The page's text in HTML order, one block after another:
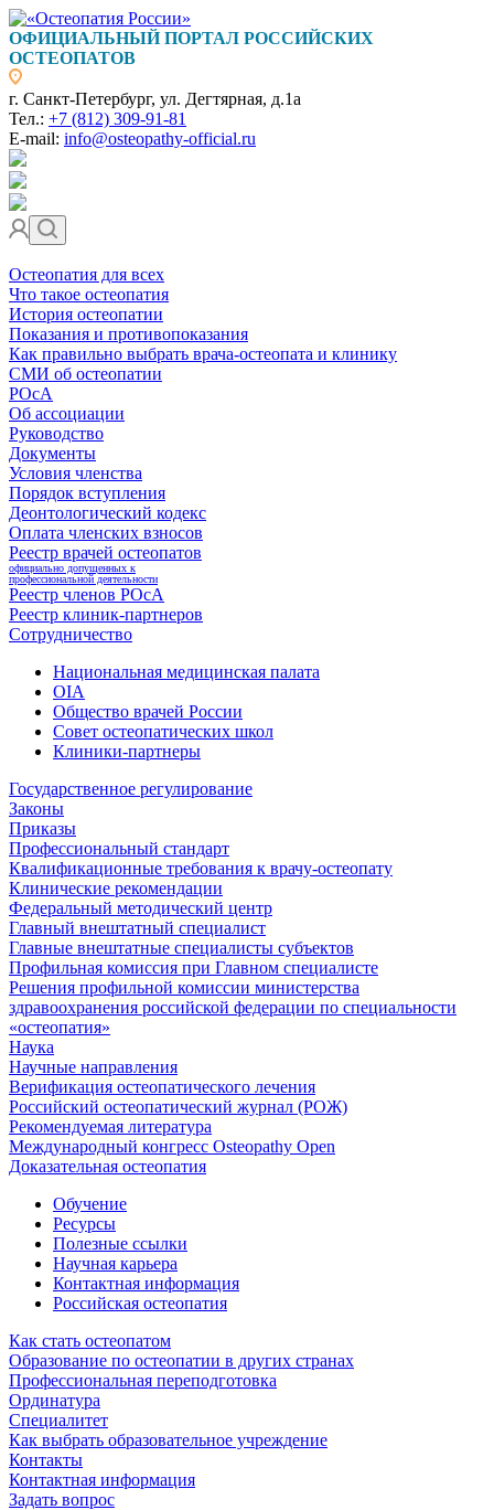
ОФИЦИАЛЬНЫЙ ПОРТАЛ РОССИЙСКИХ
ОСТЕОПАТОВ
г. Санкт-Петербург, ул. Дегтярная, д.1а
Тел.: +7 (812) 309-91-81
E-mail: info@osteopathy-official.ru
Остеопатия для всех
Что такое остеопатия
История остеопатии
Показания и противопоказания
Как правильно выбрать врача-остеопата и клинику
СМИ об остеопатии
РОсА
Об ассоциации
Руководство
Документы
Условия членства
Порядок вступления
Деонтологический кодекс
Оплата членских взносов
Реестр врачей остеопатов
официально допущенных к
профессиональной деятельности
Реестр членов РОсА
Реестр клиник-партнеров
Сотрудничество
Национальная медицинская палата
OIA
Общество врачей России
Совет остеопатических школ
Клиники-партнеры
Государственное регулирование
Законы
Приказы
Профессиональный стандарт
Квалификационные требования к врачу-остеопату
Клинические рекомендации
Федеральный методический центр
Главный внештатный специалист
Главные внештатные специалисты субъектов
Профильная комиссия при Главном специалисте
Решения профильной комиссии министерства
здравоохранения российской федерации по специальности
«остеопатия»
Наука
Научные направления
Верификация остеопатического лечения
Российский остеопатический журнал (РОЖ)
Рекомендуемая литература
Международный конгресс Osteopathy Open
Доказательная остеопатия
Обучение
Ресурсы
Полезные ссылки
Научная карьера
Контактная информация
Российская остеопатия
Как стать остеопатом
Образование по остеопатии в других странах
Профессиональная переподготовка
Ординатура
Специалитет
Как выбрать образовательное учреждение
Контакты
Контактная информация
Задать вопрос